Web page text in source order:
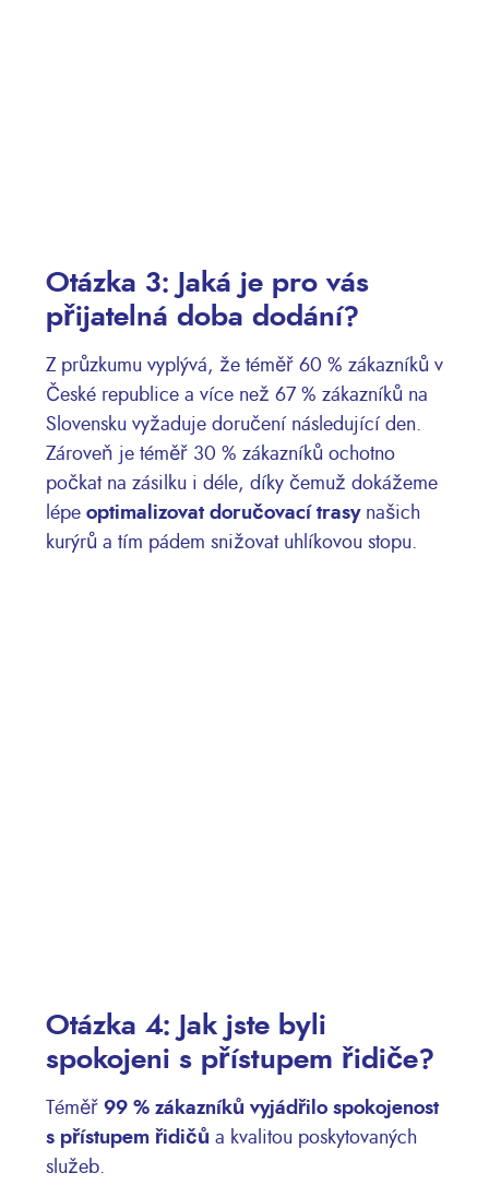
Otázka 3: Jaká je pro vás
přijatelná doba dodání?
Z průzkumu vyplývá, že téměř 60 % zákazníků v
České republice a více než 67 % zákazníků na
Slovensku vyžaduje doručení následující den.
Zároveň je téměř 30 % zákazníků ochotno
počkat na zásilku i déle, díky čemuž dokážeme
lépe optimalizovat doručovací trasynašich
kurýrů a tím pádem snižovat uhlíkovou stopu.
Otázka 4: Jak jste byli
spokojeni s přístupem řidiče?
Téměř 99 % zákazníků vyjádřilo spokojenost
s přístupem řidičů a kvalitou poskytovaných
služeb.